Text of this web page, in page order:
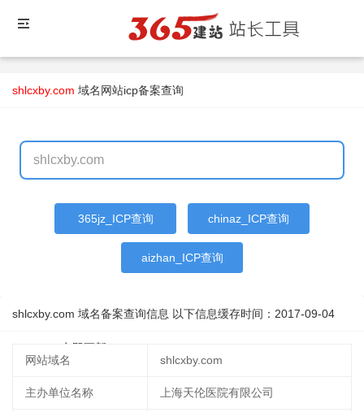
shlcxby.com 域名网站icp备案查询
365jz_ICP查询 chinaz_ICP查询
aizhan_ICP查询
shlcxby.com 域名备案查询信息 以下信息缓存时间： 2017-09-04
立即更新
网站域名
shlcxby.com
主办单位名称 上海天伦医院有限公司